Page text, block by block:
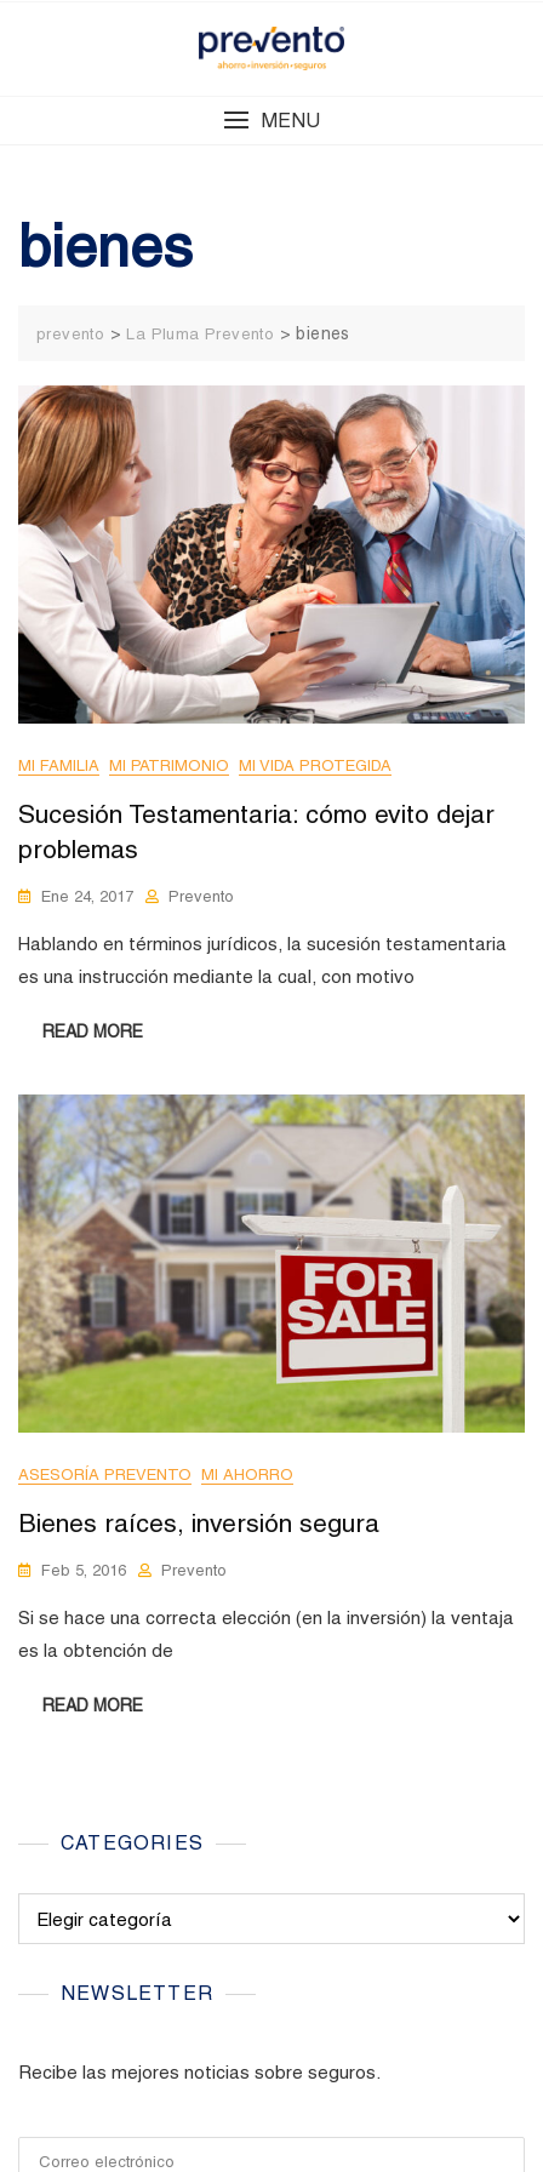
MENU
bienes
prevento > La Pluma Prevento > bienes
MI FAMILIA MI PATRIMONIO MI VIDA PROTEGIDA
Sucesión Testamentaria: cómo evito dejar
problemas
Ene 24, 2017 Prevento
Hablando en términos jurídicos, la sucesión testamentaria
es una instrucción mediante la cual, con motivo
READ MORE
ASESORÍA PREVENTO MI AHORRO
Bienes raíces, inversión segura
Feb 5, 2016 Prevento
Si se hace una correcta elección (en la inversión) la ventaja
es la obtención de
READ MORE
CATEGORIES
NEWSLETTER
Recibe las mejores noticias sobre seguros.